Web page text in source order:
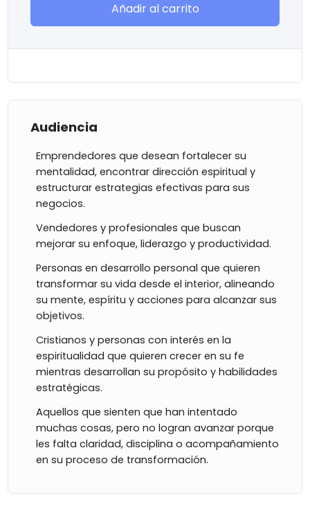
Añadir al carrito
Audiencia
Emprendedores que desean fortalecer su
mentalidad, encontrar dirección espiritual y
estructurar estrategias efectivas para sus
negocios.
Vendedores y profesionales que buscan
mejorar su enfoque, liderazgo y productividad.
Personas en desarrollo personal que quieren
transformar su vida desde el interior, alineando
su mente, espíritu y acciones para alcanzar sus
objetivos.
Cristianos y personas con interés en la
espiritualidad que quieren crecer en su fe
mientras desarrollan su propósito y habilidades
estratégicas.
Aquellos que sienten que han intentado
muchas cosas, pero no logran avanzar porque
les falta claridad, disciplina o acompañamiento
en su proceso de transformación.